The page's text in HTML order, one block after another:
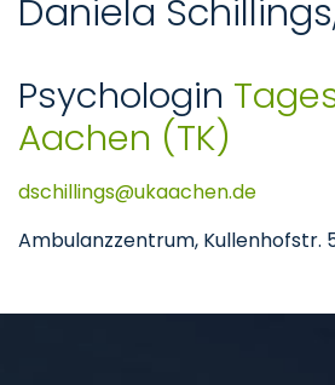
Daniela
Psychologin
Aachen (TK)
dschillings ukaachende
Ambulanzzentrum, Kullenhofstr.